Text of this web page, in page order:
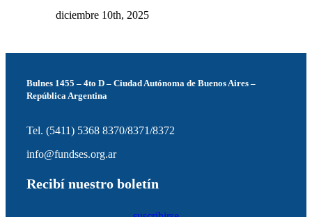
diciembre 10th, 2025
Bulnes 1455 – 4to D – Ciudad Autónoma de Buenos Aires –
República Argentina
Tel. (5411) 5368 8370/8371/8372
info@fundses.org.ar
Recibí nuestro boletín